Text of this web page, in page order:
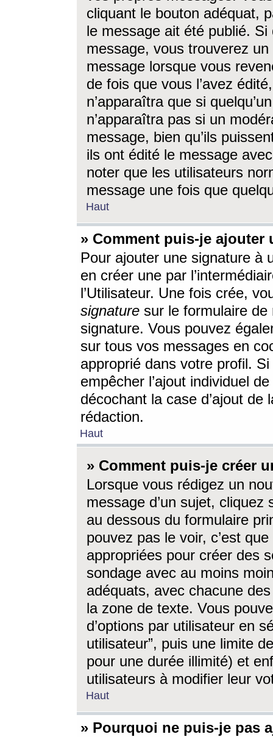
cliquant le bouton adéquat,
le message ait été publié. Si
message, vous trouverez
message lorsque vous
de fois que vous l’avez
n’apparaîtra que si
n’apparaîtra pas si un
message, bien qu’ils
ils ont édité le message
noter que les utilisateurs
message une fois que
Haut
» Comment puis-je ajouter
Pour ajouter une signature à
en créer une par
l’Utilisateur. Une fois crée,
signature sur le formulaire de
signature. Vous pouvez
sur tous vos messages en
approprié dans votre profil.
empêcher l’ajout individuel
décochant la case d’ajout
rédaction.
Haut
» Comment puis-je créer
Lorsque vous rédigez un
message d’un sujet, cliquez
au dessous du formulaire
pouvez pas le voir, c’est
appropriées pour créer des
sondage avec au moins
adéquats, avec chacune
la zone de texte. Vous
d’options par utilisateur en
utilisateur”, puis une limite
pour une durée illimité) et
utilisateurs à modifier leur
Haut
» Pourquoi ne puis-je pas